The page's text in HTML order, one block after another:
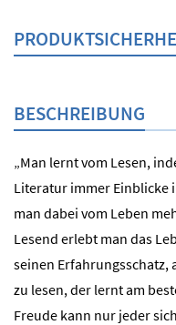
BESCHREIBUNG
„Man lernt vom Lesen,
Literatur immer Einblicke
man dabei vom Leben
Lesend erlebt man das
seinen Erfahrungsschatz,
zu lesen, der lernt am
Freude kann nur jeder